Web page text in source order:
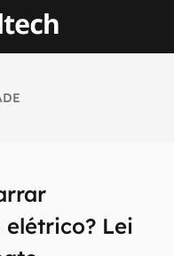
Lei
em primeira